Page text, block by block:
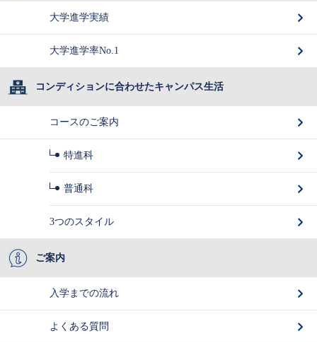
大学進学実績
大学進学率No.1
コンディションに合わせたキャンパス生活
コースのご案内
特進科
普通科
3つのスタイル
ご案内
入学までの流れ
よくある質問